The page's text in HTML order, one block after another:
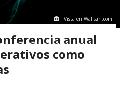
Vista en Wallsan.com
anual
como